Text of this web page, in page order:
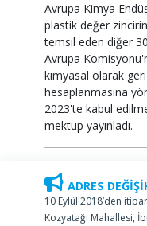
Avrupa Kimya
plastik değer
temsil eden diğer
Avrupa
kimyasal olarak
hesaplanmasına
2023'te kabul
mektup yayınladı.
ADRES
10 Eylül 2018’den
Kozyatağı Mahallesi,